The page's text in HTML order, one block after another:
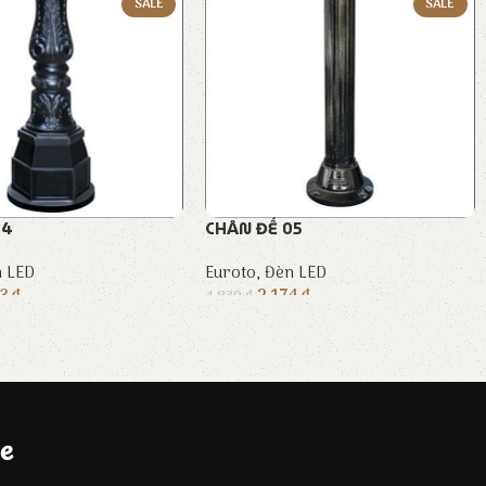
₫
CHÂN ĐẾ 05
Euroto,Đèn LED
4.830₫ 2.174₫